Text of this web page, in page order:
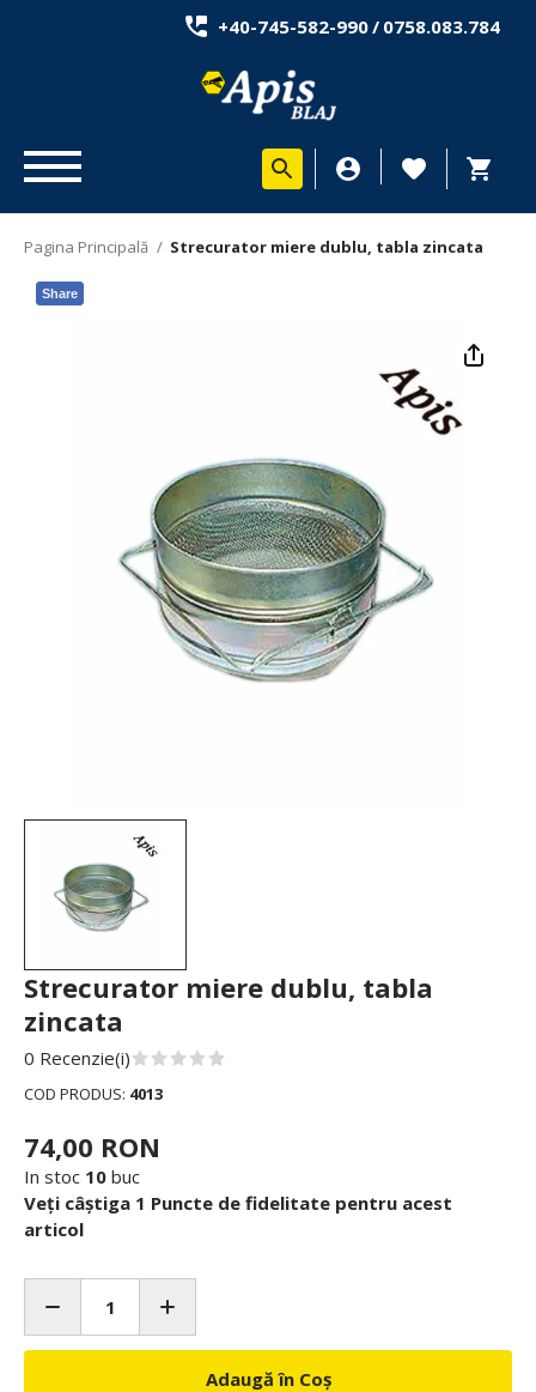
+40-745-582-990/ 0758.083.784
Pagina Principală / Strecurator miere dublu, tabla zincata
Share
Strecurator miere dublu, tabla
zincata
0 Recenzie(i)
COD PRODUS: 4013
74,00 RON
In stoc 10 buc
Veți câștiga 1 Puncte de fidelitate pentru acest
articol
Adaugă în Coș